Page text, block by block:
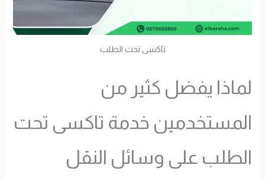
تاكسى تحت الطلب
لماذا يفضل كثير من
المستخدمين خدمة تاكسى تحت
الطلب على وسائل النقل